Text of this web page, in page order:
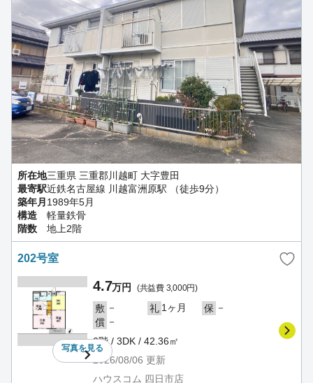
所在地三重県 三重郡川越町 大字豊田
最寄駅近鉄名古屋線 川越富洲原駅 （徒歩9分）
築年月 1989年5月
構造
軽量鉄骨
階数
地上2階
202号室
写真を見る
4.7万円 (共益費 3,000円)
敷 － 礼 1ヶ月 保 －
償 －
2階 / 3DK / 42.36㎡
2026/08/06 更新
ハウスコム 四日市店